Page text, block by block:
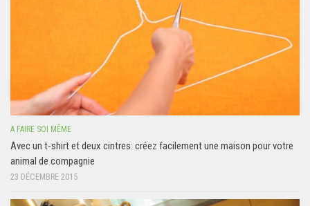
A FAIRE SOI MÊME
Avec un t-shirt et deux cintres: créez facilement une maison pour votre
animal de compagnie
23 DÉCEMBRE 2015